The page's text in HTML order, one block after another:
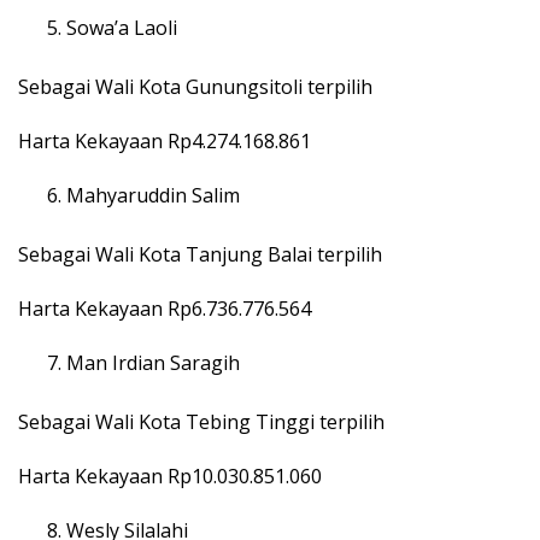
Sowa’a Laoli
Sebagai Wali Kota Gunungsitoli terpilih
Harta Kekayaan Rp4.274.168.861
Mahyaruddin Salim
Sebagai Wali Kota Tanjung Balai terpilih
Harta Kekayaan Rp6.736.776.564
Man Irdian Saragih
Sebagai Wali Kota Tebing Tinggi terpilih
Harta Kekayaan Rp10.030.851.060
Wesly Silalahi